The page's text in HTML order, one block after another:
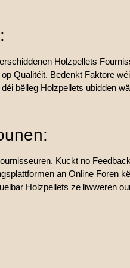
Holzpellets
Qualitéit. Bedenkt Faktore
bëlleg Holzpellets ubidden
Kuckt no
an Online Foren
Holzpellets ze liwweren